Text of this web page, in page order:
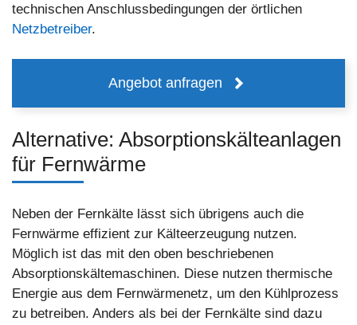
technischen Anschlussbedingungen der örtlichen
Netzbetreiber.
Angebot anfragen
Alternative: Absorptionskälteanlagen
für Fernwärme
Neben der Fernkälte lässt sich übrigens auch die
Fernwärme effizient zur Kälteerzeugung nutzen.
Möglich ist das mit den oben beschriebenen
Absorptionskältemaschinen. Diese nutzen thermische
Energie aus dem Fernwärmenetz, um den Kühlprozess
zu betreiben. Anders als bei der Fernkälte sind dazu